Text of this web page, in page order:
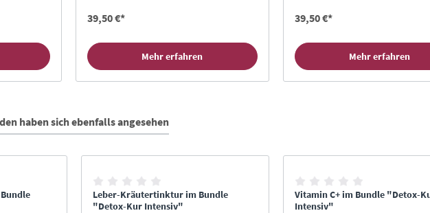
39,50 €*
Mehr erfahren
39,50 €*
Mehr erfahren
haben sich ebenfalls angesehen
Leber-Kräutertinktur im Bundle
"Detox-Kur Intensiv"
Vitamin C+ im Bundle "Detox-
Intensiv"